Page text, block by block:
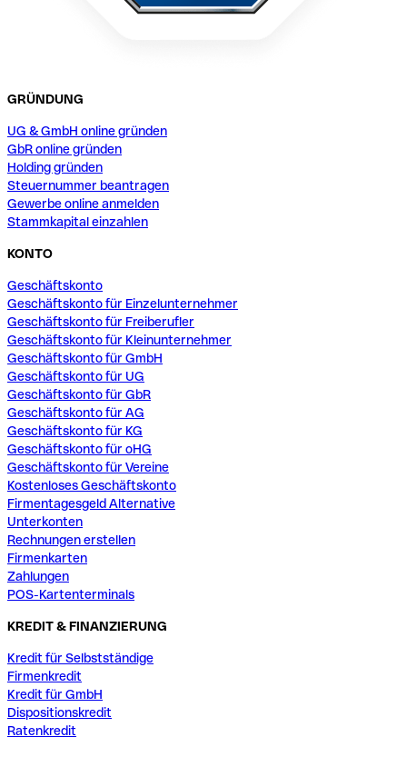
GRÜNDUNG
UG & GmbH online gründen
GbR online gründen
Holding gründen
Steuernummer beantragen
Gewerbe online anmelden
Stammkapital einzahlen
KONTO
Geschäftskonto
Geschäftskonto für Einzelunternehmer
Geschäftskonto für Freiberufler
Geschäftskonto für Kleinunternehmer
Geschäftskonto für GmbH
Geschäftskonto für UG
Geschäftskonto für GbR
Geschäftskonto für AG
Geschäftskonto für KG
Geschäftskonto für oHG
Geschäftskonto für Vereine
Kostenloses Geschäftskonto
Firmentagesgeld Alternative
Unterkonten
Rechnungen erstellen
Firmenkarten
Zahlungen
POS-Kartenterminals
KREDIT & FINANZIERUNG
Kredit für Selbstständige
Firmenkredit
Kredit für GmbH
Dispositionskredit
Ratenkredit